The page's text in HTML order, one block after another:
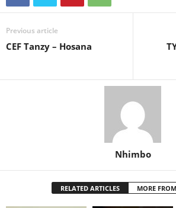
Previous article
CEF Tanzy – Hosana
Nhimbo
RELATED ARTICLES MORE